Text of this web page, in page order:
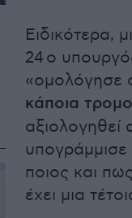
Ειδικότερα,
24 ο
«ομολόγησε
κάποια
αξιολογηθεί
ποιος και
έχει μια